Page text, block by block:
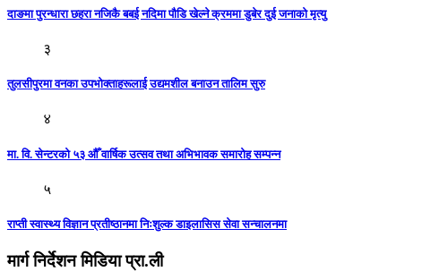
दाङमा पुरन्धारा छहरा नजिकै बबई नदिमा पौडि खेल्ने क्रममा डुबेर दुई जनाको मृत्यु
३
तुलसीपुरमा वनका उपभोक्ताहरूलाई उद्यमशील बनाउन तालिम सुरु
४
मा. वि. सेन्टरको ५३ औँ वार्षिक उत्सव तथा अभिभावक समारोह सम्पन्न
५
राप्ती स्वास्थ्य विज्ञान प्रतीष्ठानमा निःशुल्क डाइलासिस सेवा सन्चालनमा
मार्ग निर्देशन मिडिया प्रा.ली